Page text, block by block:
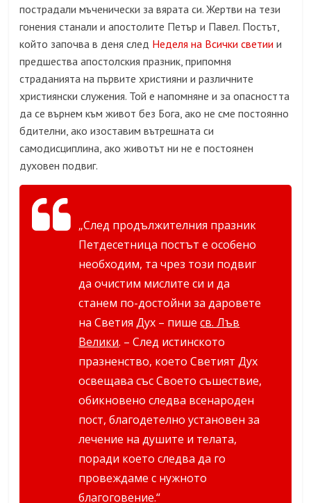
пострадали мъченически за вярата си. Жертви на тези
гонения станали и апостолите Петър и Павел. Постът,
който започва в деня след Неделя на Всички светии и
предшества апостолския празник, припомня
страданията на първите християни и различните
християнски служения. Той е напомняне и за опасността
да се върнем към живот без Бога, ако не сме постоянно
бдителни, ако изоставим вътрешната си
самодисциплина, ако животът ни не е постоянен
духовен подвиг.
„След продължителния празник
Петдесетница постът е особено
необходим, та чрез този подвиг
да очистим мислите си и да
станем по-достойни за даровете
на Светия Дух – пишесв. Лъв
Велики. – След истинското
празненство, което Светият Дух
освещава със Своето съшествие,
обикновено следва всенароден
пост, благодетелно установен за
лечение на душите и телата,
поради което следва да го
провеждаме с нужното
благоговение.“